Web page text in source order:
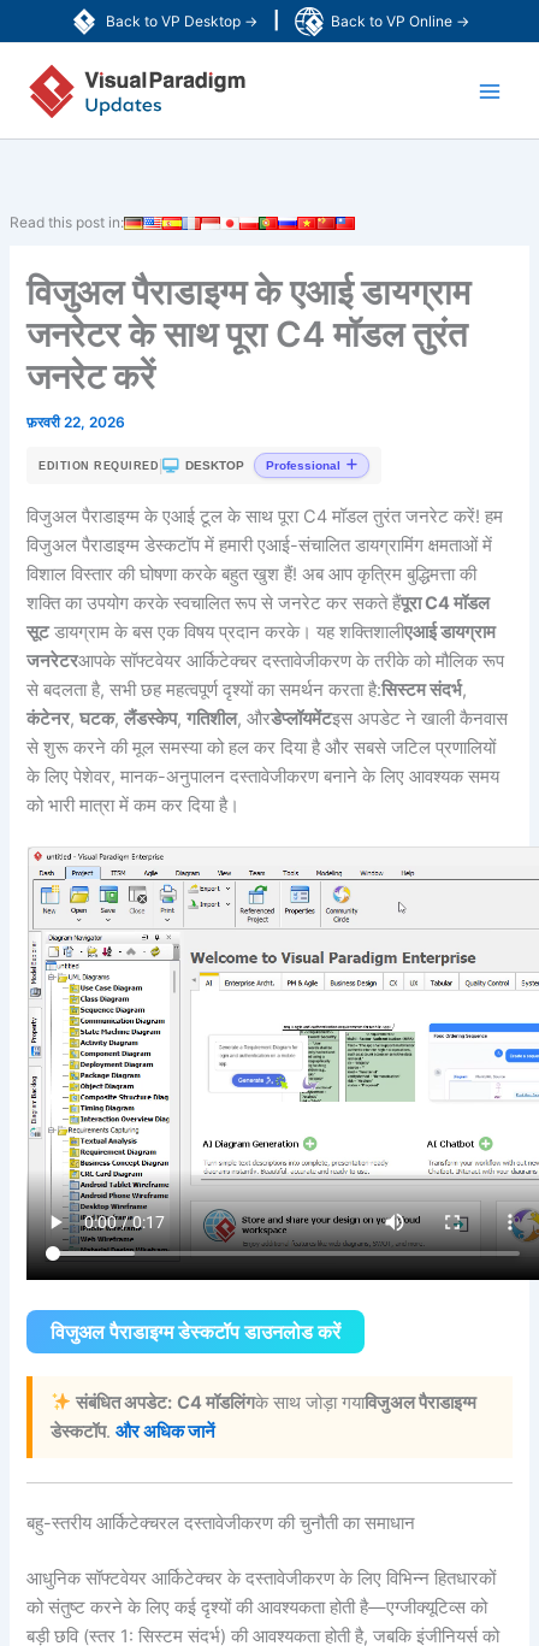
Back to VP Desktop → Back to VP Online →
to
content
Read this post in:
विजुअल पैराडाइग्म के एआई डायग्राम
जनरेटर के साथ पूरा C4 मॉडल तुरंत
जनरेट करें
फ़रवरी 22, 2026
EDITION REQUIRED | DESKTOP Professional
विजुअल पैराडाइग्म के एआई टूल के साथ पूरा C4 मॉडल तुरंत जनरेट करें! हम
विजुअल पैराडाइग्म डेस्कटॉप में हमारी एआई-संचालित डायग्रामिंग क्षमताओं में
विशाल विस्तार की घोषणा करके बहुत खुश हैं! अब आप कृत्रिम बुद्धिमत्ता की
शक्ति का उपयोग करके स्वचालित रूप से जनरेट कर सकते हैंपूरा C4 मॉडल
सूटडायग्राम के बस एक विषय प्रदान करके। यह शक्तिशालीएआई डायग्राम
जनरेटरआपके सॉफ्टवेयर आर्किटेक्चर दस्तावेजीकरण के तरीके को मौलिक रूप
से बदलता है, सभी छह महत्वपूर्ण दृश्यों का समर्थन करता है:सिस्टम संदर्भ,
कंटेनर,घटक,लैंडस्केप,गतिशील, औरडेप्लॉयमेंटइस अपडेट ने खाली कैनवास
से शुरू करने की मूल समस्या को हल कर दिया है और सबसे जटिल प्रणालियों
के लिए पेशेवर, मानक-अनुपालन दस्तावेजीकरण बनाने के लिए आवश्यक समय
को भारी मात्रा में कम कर दिया है।
विजुअल पैराडाइग्म डेस्कटॉप डाउनलोड करें
संबंधित अपडेट: C4 मॉडलिंगके साथ जोड़ा गयाविजुअल पैराडाइग्म
डेस्कटॉप.और अधिक जानें
बहु-स्तरीय आर्किटेक्चरल दस्तावेजीकरण की चुनौती का समाधान
आधुनिक सॉफ्टवेयर आर्किटेक्चर के दस्तावेजीकरण के लिए विभिन्न हितधारकों
को संतुष्ट करने के लिए कई दृश्यों की आवश्यकता होती है—एग्जीक्यूटिव्स को
बड़ी छवि (स्तर 1: सिस्टम संदर्भ) की आवश्यकता होती है, जबकि इंजीनियर्स को